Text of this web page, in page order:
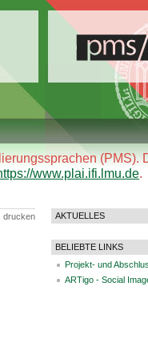
(PMS).
www.plai.ifi.lmu.de.
drucken AKTUELLES
BELIEBTE LINKS
Projekt- und
ARTigo - Social